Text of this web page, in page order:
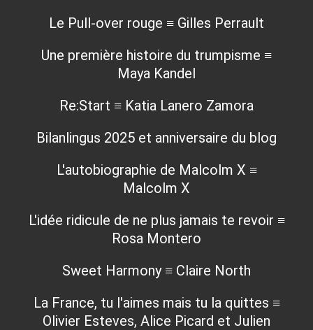
Le Pull-over rouge ≡ Gilles Perrault
Une première histoire du trumpisme ≡
Maya Kandel
Re:Start ≡ Katia Lanero Zamora
Bilanlingus 2025 et anniversaire du blog
L'autobiographie de Malcolm X ≡
Malcolm X
L'idée ridicule de ne plus jamais te revoir ≡
Rosa Montero
Sweet Harmony ≡ Claire North
La France, tu l'aimes mais tu la quittes ≡
Olivier Esteves, Alice Picard et Julien